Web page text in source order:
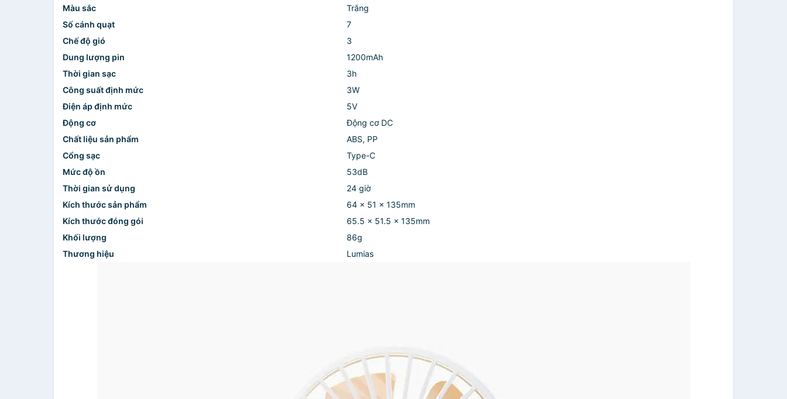
Màu sắc
Trắng
Số cánh quạt
7
Chế độ gió
3
Dung lượng pin
1200mAh
Thời gian sạc
3h
Công suất định mức
3W
Điện áp định mức
5V
Động cơ
Động cơ DC
Chất liệu sản phẩm
ABS, PP
Cổng sạc
Type-C
Mức độ ồn
53dB
Thời gian sử dụng
24 giờ
Kích thước sản phẩm
64 x 51 x 135mm
Kích thước đóng gói
65.5 x 51.5 x 135mm
Khối lượng
86g
Thương hiệu
Lumias